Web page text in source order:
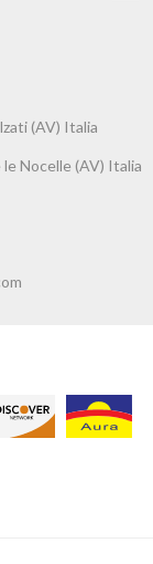
(AV) Italia
Nocelle (AV) Italia